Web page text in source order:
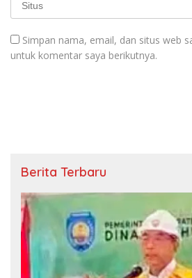
Simpan nama, email, dan situs web
untuk komentar saya berikutnya.
Berita Terbaru